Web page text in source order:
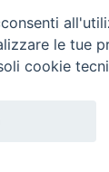
le tue
cookie